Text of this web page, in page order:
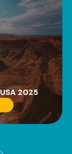
2025